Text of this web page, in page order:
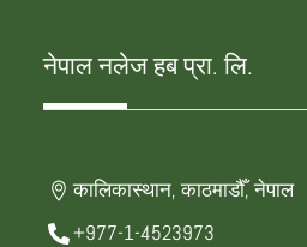
नेपाल नलेज हब प्रा. लि.
कालिकास्थान, काठमाडौँ, नेपाल
+977-1-4523973